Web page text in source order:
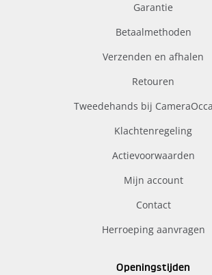
Garantie
Betaalmethoden
Verzenden en afhalen
Retouren
Tweedehands bij
Klachtenregeling
Actievoorwaarden
Mijn account
Contact
Herroeping aanvragen
Openingstijden